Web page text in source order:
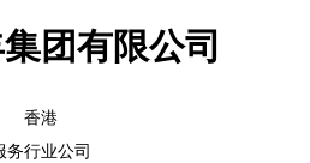
团有限公司
香港
务行业公司